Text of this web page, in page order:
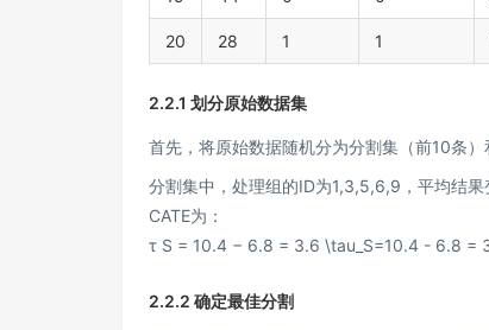
20 28 1 1
2.2.1 划分原始数据集
首先，将原始数据随机分为分割集（前10条）
分割集中，处理组的ID为1,3,5,6,9，平均结
CATE为：
τ S = 10.4 − 6.8 = 3.6 \tau_S=10.4 - 6.8 =
2.2.2 确定最佳分割